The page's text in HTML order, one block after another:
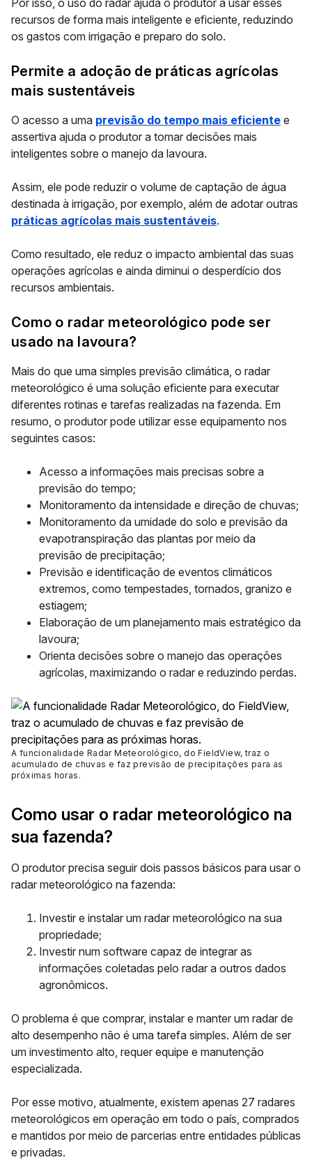
Por isso, o uso do radar ajuda o produtor a usar esses
recursos de forma mais inteligente e eficiente, reduzindo
os gastos com irrigação e preparo do solo.
Permite a adoção de práticas agrícolas
mais sustentáveis
O acesso a uma previsão do tempo mais eficiente e
assertiva ajuda o produtor a tomar decisões mais
inteligentes sobre o manejo da lavoura.
Assim, ele pode reduzir o volume de captação de água
destinada à irrigação, por exemplo, além de adotar outras
práticas agrícolas mais sustentáveis.
Como resultado, ele reduz o impacto ambiental das suas
operações agrícolas e ainda diminui o desperdício dos
recursos ambientais.
Como o radar meteorológico pode ser
usado na lavoura?
Mais do que uma simples previsão climática, o radar
meteorológico é uma solução eficiente para executar
diferentes rotinas e tarefas realizadas na fazenda. Em
resumo, o produtor pode utilizar esse equipamento nos
seguintes casos:
Acesso a informações mais precisas sobre a
previsão do tempo;
Monitoramento da intensidade e direção de chuvas;
Monitoramento da umidade do solo e previsão da
evapotranspiração das plantas por meio da
previsão de precipitação;
Previsão e identificação de eventos climáticos
extremos, como tempestades, tornados, granizo e
estiagem;
Elaboração de um planejamento mais estratégico da
lavoura;
Orienta decisões sobre o manejo das operações
agrícolas, maximizando o radar e reduzindo perdas.
A funcionalidade Radar Meteorológico, do FieldView, traz o
acumulado de chuvas e faz previsão de precipitações para as
próximas horas .
Como usar o radar meteorológico na
sua fazenda?
O produtor precisa seguir dois passos básicos para usar o
radar meteorológico na fazenda:
Investir e instalar um radar meteorológico na sua
propriedade;
Investir num software capaz de integrar as
informações coletadas pelo radar a outros dados
agronômicos.
O problema é que comprar, instalar e manter um radar de
alto desempenho não é uma tarefa simples. Além de ser
um investimento alto, requer equipe e manutenção
especializada.
Por esse motivo, atualmente, existem apenas 27 radares
meteorológicos em operação em todo o país, comprados
e mantidos por meio de parcerias entre entidades públicas
e privadas.